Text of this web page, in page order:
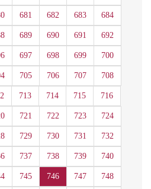
681 682 683 684
689 690 691 692
697 698 699 700
705 706 707 708
713 714 715 716
721 722 723 724
729 730 731 732
737 738 739 740
745 746 747 748